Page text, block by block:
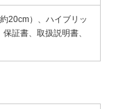
20cm）、ハイブリッ
証書、取扱説明書、